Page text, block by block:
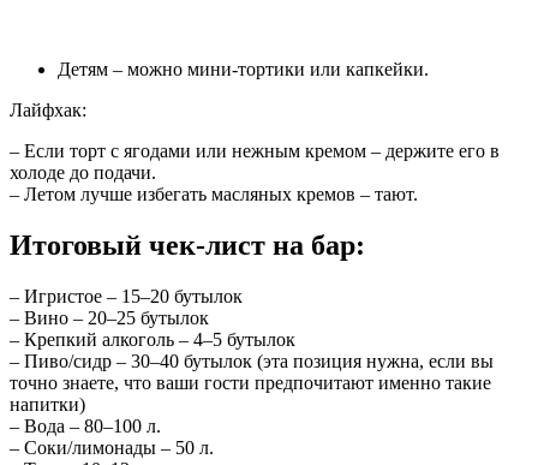
Детям – можно мини-тортики или капкейки.
Лайфхак:
– Если торт с ягодами или нежным кремом – держите его в
холоде до подачи.
– Летом лучше избегать масляных кремов – тают.
Итоговый чек-лист на бар:
– Игристое – 15–20 бутылок
– Вино – 20–25 бутылок
– Крепкий алкоголь – 4–5 бутылок
– Пиво/сидр – 30–40 бутылок (эта позиция нужна, если вы
точно знаете, что ваши гости предпочитают именно такие
напитки)
– Вода – 80–100 л.
– Соки/лимонады – 50 л.